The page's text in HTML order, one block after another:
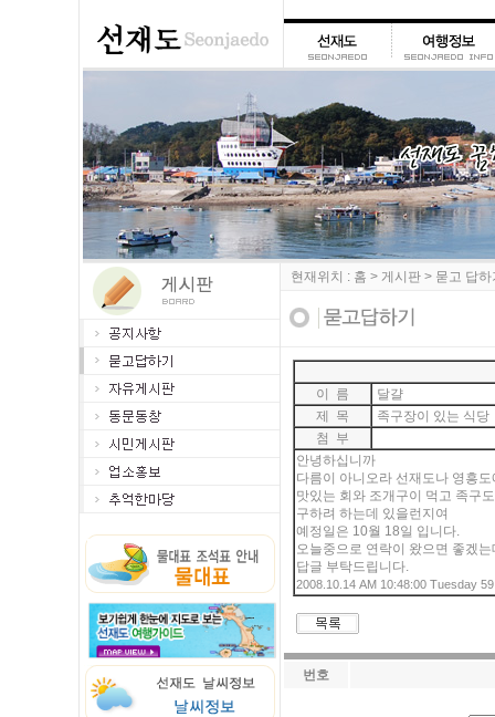
현재위치 : 홈 > 게시판 > 묻고 답하
이 름
달걀
제 목
족구장이 있는 식당
첨 부
안녕하십니까
다름이 아니오라 선재도나 영흥
맛있는 회와 조개구이 먹고 족구
구하려 하는데 있을런지여
예정일은 10월 18일 입니다.
오늘중으로 연락이 왔으면 좋겠는
답글 부탁드립니다.
2008.10.14 AM 10:48:00 Tuesday
번호